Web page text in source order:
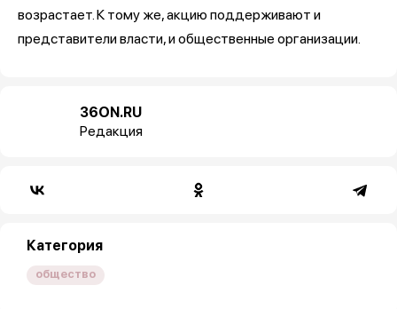
возрастает. К тому же, акцию поддерживают и
представители власти, и общественные организации.
36ON.RU
Редакция
Категория
общество